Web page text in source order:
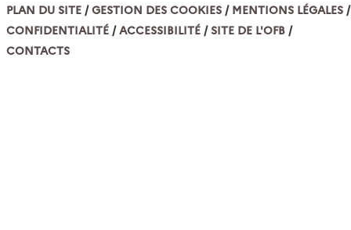
PLAN DU SITE GESTION DES COOKIES
MENTIONS LÉGALES
CONFIDENTIALITÉ
ACCESSIBILITÉ
SITE DE L'OFB
CONTACTS